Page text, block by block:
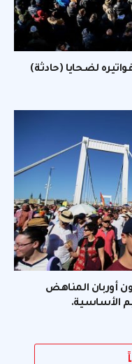
لضحايا (حادثة)
أوربان المناهض